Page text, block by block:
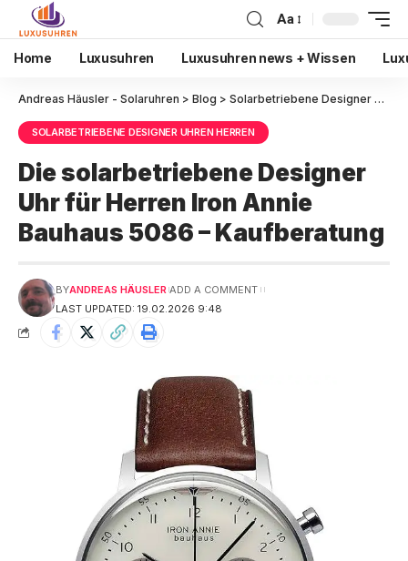
Aa
Home Luxusuhren Luxusuhren news + Wissen
Andreas Häusler - Solaruhren > Blog > Solarbetriebene Designer Uhren Herren
SOLARBETRIEBENE DESIGNER UHREN HERREN
Die solarbetriebene Designer
Uhr für Herren Iron Annie
Bauhaus 5086 – Kaufberatung
LAST UPDATED: 19.02.2026 9:48
BYANDREAS HÄUSLER ADD A COMMENT